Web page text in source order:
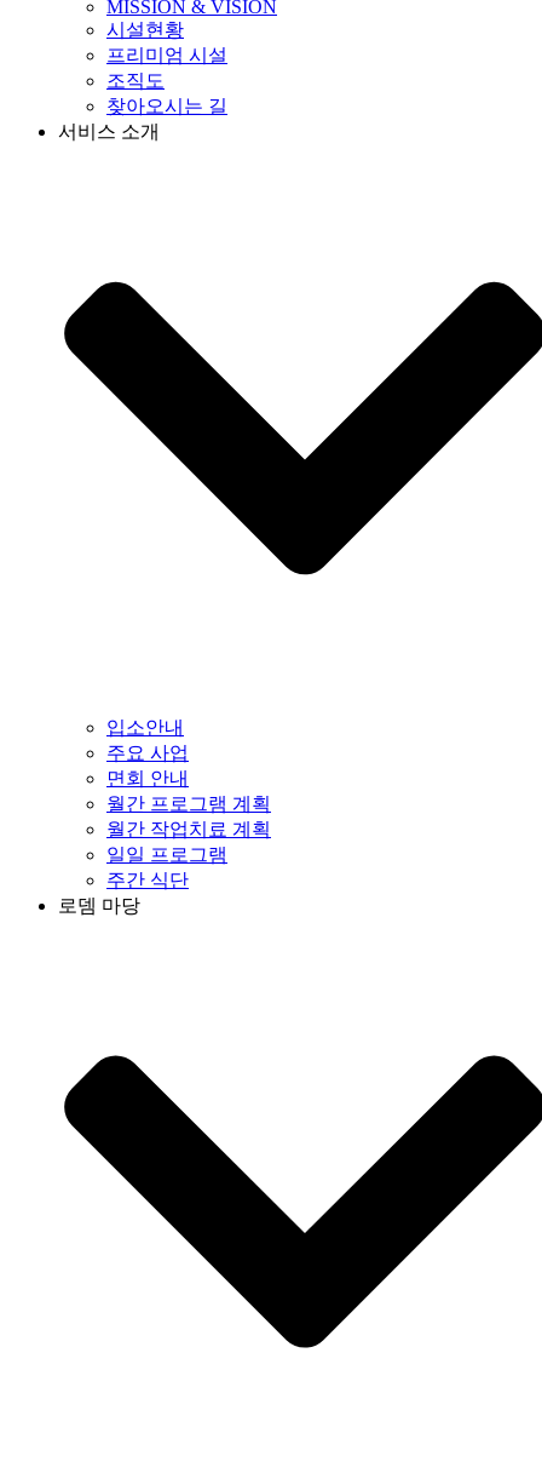
MISSION & VISION
시설현황
프리미엄 시설
조직도
찾아오시는 길
서비스 소개
입소안내
주요 사업
면회 안내
월간 프로그램 계획
월간 작업치료 계획
일일 프로그램
주간 식단
로뎀 마당